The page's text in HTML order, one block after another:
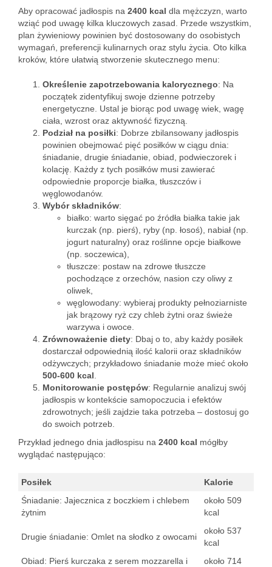
Aby opracować jadłospis na 2400 kcal dla mężczyzn, warto
wziąć pod uwagę kilka kluczowych zasad. Przede wszystkim,
plan żywieniowy powinien być dostosowany do osobistych
wymagań, preferencji kulinarnych oraz stylu życia. Oto kilka
kroków, które ułatwią stworzenie skutecznego menu:
Określenie zapotrzebowania kalorycznego: Na
początek zidentyfikuj swoje dzienne potrzeby
energetyczne. Ustal je biorąc pod uwagę wiek, wagę
ciała, wzrost oraz aktywność fizyczną.
Podział na posiłki: Dobrze zbilansowany jadłospis
powinien obejmować pięć posiłków w ciągu dnia:
śniadanie, drugie śniadanie, obiad, podwieczorek i
kolację. Każdy z tych posiłków musi zawierać
odpowiednie proporcje białka, tłuszczów i
węglowodanów.
Wybór składników:
białko: warto sięgać po źródła białka takie jak
kurczak (np. pierś), ryby (np. łosoś), nabiał (np.
jogurt naturalny) oraz roślinne opcje białkowe
(np. soczewica),
tłuszcze: postaw na zdrowe tłuszcze
pochodzące z orzechów, nasion czy oliwy z
oliwek,
węglowodany: wybieraj produkty pełnoziarniste
jak brązowy ryż czy chleb żytni oraz świeże
warzywa i owoce.
Zrównoważenie diety: Dbaj o to, aby każdy posiłek
dostarczał odpowiednią ilość kalorii oraz składników
odżywczych; przykładowo śniadanie może mieć około
500-600 kcal
Monitorowanie postępów: Regularnie analizuj swój
jadłospis w kontekście samopoczucia i efektów
zdrowotnych; jeśli zajdzie taka potrzeba – dostosuj go
do swoich potrzeb.
Przykład jednego dnia jadłospisu na 2400 kcal mógłby
wyglądać następująco:
Posiłek
Kalorie
Śniadanie: Jajecznica z boczkiem i chlebem
żytnim
około 509
kcal
Drugie śniadanie: Omlet na słodko z owocami
około 537
kcal
Obiad: Pierś kurczaka z serem mozzarella i
około 714